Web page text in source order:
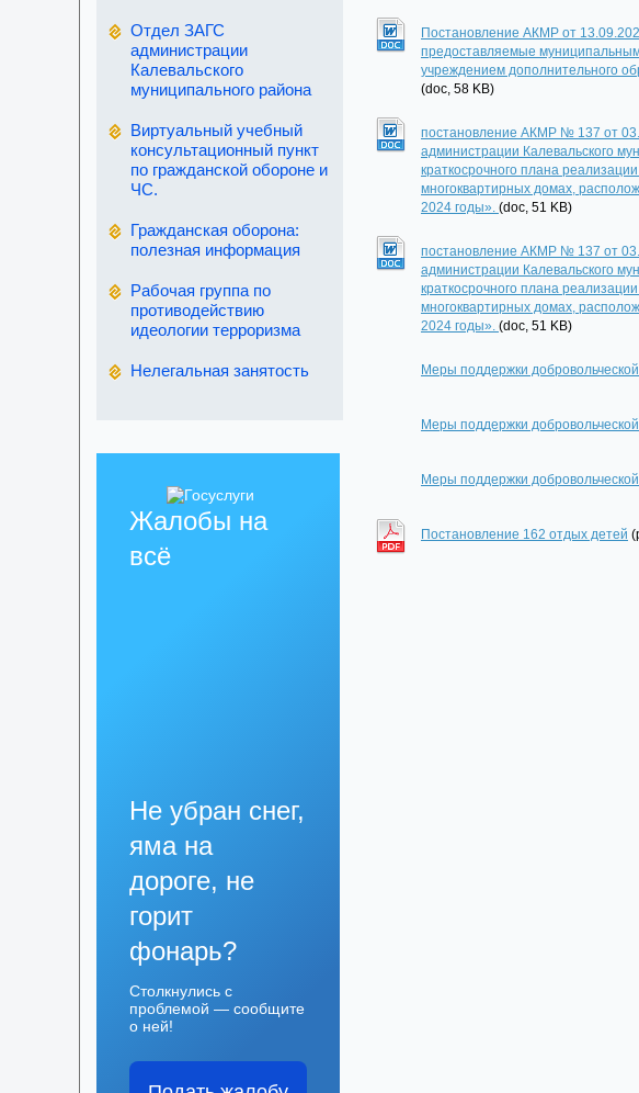
Отдел ЗАГС
администрации
Калевальского
муниципального района
Виртуальный учебный
консультационный пункт
по гражданской обороне и
ЧС.
Гражданская оборона:
полезная информация
Рабочая группа по
противодействию
идеологии терроризма
Нелегальная занятость
Жалобы на
всё
Не убран снег,
яма на
дороге, не
горит
фонарь?
Столкнулись с
проблемой — сообщите
о ней!
Постановление АКМР от
предоставляемые
учреждением дополнительного
(doc, 58 KB)
постановление АКМР № 137 от
администрации Калевальского
краткосрочного плана
многоквартирных домах,
2024 годы». (doc, 51 KB)
постановление АКМР № 137 от
администрации Калевальского
краткосрочного плана
многоквартирных домах,
2024 годы». (doc, 51 KB)
Меры поддержки
Меры поддержки
Меры поддержки
Постановление 162 отдых детей